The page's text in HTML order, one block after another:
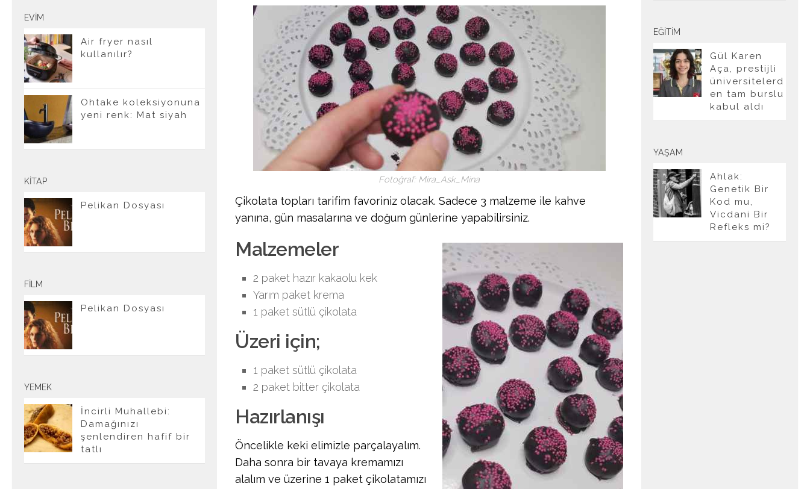
Fotoğraf: Mira_Ask_Mina
Çikolata topları tarifim favoriniz olacak. Sadece 3 malzeme ile kahve
yanına, gün masalarına ve doğum günlerine yapabilirsiniz.
Malzemeler
2 paket hazır kakaolu kek
Yarım paket krema
1 paket sütlü çikolata
Üzeri için;
1 paket sütlü çikolata
2 paket bitter çikolata
Hazırlanışı
Öncelikle keki elimizle parçalayalım.
Daha sonra bir tavaya kremamızı
alalım ve üzerine 1 paket çikolatamızı
EVIM
Air fryer nasıl
kullanılır?
Ohtake koleksiyonuna
yeni renk: Mat siyah
KITAP
Pelikan Dosyası
FILM
Pelikan Dosyası
YEMEK
İncirli Muhallebi:
Damağınızı
şenlendiren hafif bir
tatlı
EĞITIM
Gül Karen
Aça, prestijli
üniversitelerd
en tam burslu
kabul aldı
YAŞAM
Ahlak:
Genetik Bir
Kod mu,
Vicdani Bir
Refleks mi?